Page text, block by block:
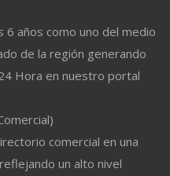
6 años como uno del medio
de la región generando
Hora en nuestro portal
comercial en una
un alto nivel